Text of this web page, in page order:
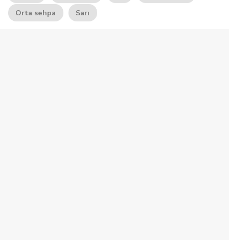
Orta sehpa
Sarı